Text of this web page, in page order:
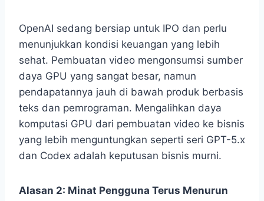
OpenAI sedang bersiap untuk IPO dan perlu
menunjukkan kondisi keuangan yang lebih
sehat. Pembuatan video mengonsumsi sumber
daya GPU yang sangat besar, namun
pendapatannya jauh di bawah produk berbasis
teks dan pemrograman. Mengalihkan daya
komputasi GPU dari pembuatan video ke bisnis
yang lebih menguntungkan seperti seri GPT-5.x
dan Codex adalah keputusan bisnis murni.
Alasan 2: Minat Pengguna Terus Menurun